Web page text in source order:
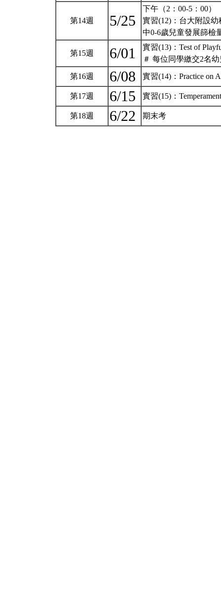
第14週 5/25
下午（2：00-5：00）
實習(12)：台大附設
中0-6歲兒童發展篩檢
第15週 6/01
實習(13)：Test of
＃ 每位同學繳交2名
第16週 6/08 實習(14)：Practice on
第17週 6/15 實習(15)：
第18週 6/22 期末考